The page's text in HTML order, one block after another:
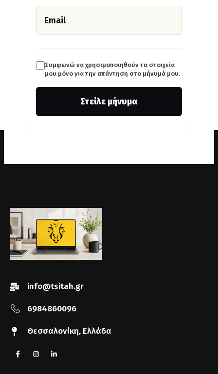
Συμφωνώ να χρησιμοποιηθούν τα στοιχεία
μου μόνο για την απάντηση στο μήνυμά μου.
info@tsitah.gr
6984860096
Θεσσαλονίκη, Ελλάδα